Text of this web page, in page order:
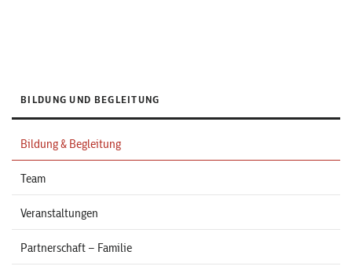
BILDUNG UND BEGLEITUNG
Bildung & Begleitung
Team
Veranstaltungen
Partnerschaft – Familie